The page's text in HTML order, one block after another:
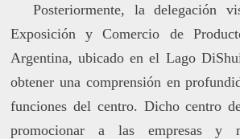
Posteriormente, la delegación
Exposición y Comercio de
Argentina, ubicado en el Lago
obtener una comprensión en
funciones del centro. Dicho centro
promocionar a las empresas y